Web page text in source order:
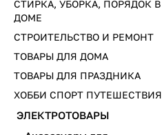
СТИРКА, УБОРКА, ПОРЯДОК В
ДОМЕ
СТРОИТЕЛЬСТВО И РЕМОНТ
ТОВАРЫ ДЛЯ ДОМА
ТОВАРЫ ДЛЯ ПРАЗДНИКА
ХОББИ СПОРТ ПУТЕШЕСТВИЯ
ЭЛЕКТРОТОВАРЫ